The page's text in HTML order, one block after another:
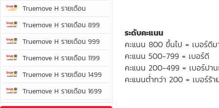
Truemove H รายเดือน
Truemove H รายเดือน 899
Truemove H รายเดือน 999
Truemove H รายเดือน 1199
Truemove H รายเดือน 1499
Truemove H รายเดือน 1699
ระดับคะแนน
คะแนน 800 ขึ้นไป = เบอร์ดี
คะแนน 500-799 = เบอร์ดี
คะแนน 200-499 = เบอร์ปา
คะแนนต่ำกว่า 200 = เบอร์ร้า